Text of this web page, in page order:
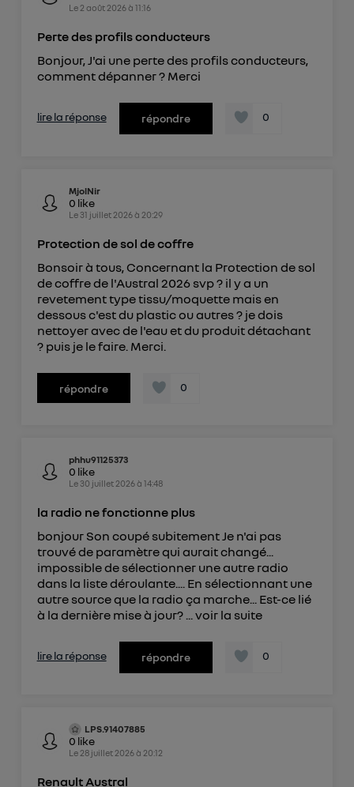
Le 2 août 2026à 11:16
Perte des profils conducteurs
Bonjour, J'ai une perte des profils conducteurs,
comment dépanner ? Merci
lire la réponse répondre 0
MjolNir
0 like
Le 31 juillet 2026à 20:29
Protection de sol de coffre
Bonsoir à tous, Concernant la Protection de sol
de coffre de l'Austral 2026 svp ? il y a un
revetement type tissu/moquette mais en
dessous c'est du plastic ou autres ? je dois
nettoyer avec de l'eau et du produit détachant
? puis je le faire. Merci.
répondre 0
phhu91125373
0 like
Le 30 juillet 2026à 14:48
la radio ne fonctionne plus
bonjour Son coupé subitement Je n'ai pas
trouvé de paramètre qui aurait changé...
impossible de sélectionner une autre radio
dans la liste déroulante.... En sélectionnant une
autre source que la radio ça marche... Est-ce lié
à la dernière mise à jour? ... voir la suite
lire la réponse répondre 0
LPS.91407885
0 like
Le 28 juillet 2026à 20:12
Renault Austral